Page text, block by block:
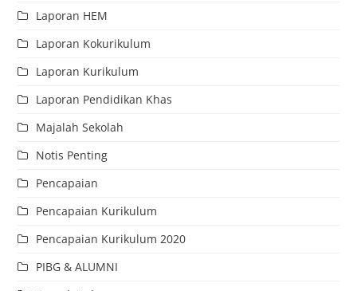
Laporan HEM
Laporan Kokurikulum
Laporan Kurikulum
Laporan Pendidikan Khas
Majalah Sekolah
Notis Penting
Pencapaian
Pencapaian Kurikulum
Pencapaian Kurikulum 2020
PIBG & ALUMNI